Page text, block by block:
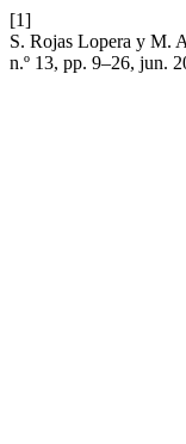
[1]
S. Rojas Lopera y M.
n.º 13, pp. 9–26, jun.